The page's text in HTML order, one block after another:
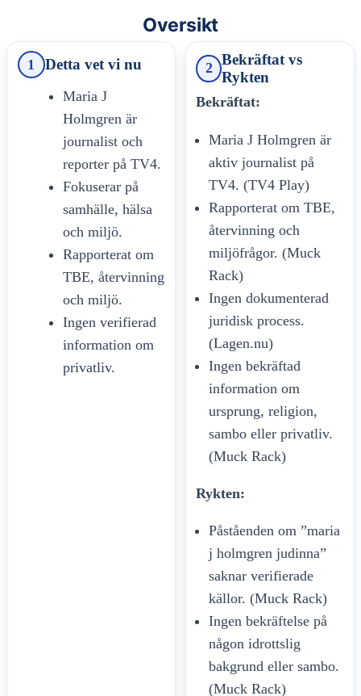
Oversikt
1 Detta vet vi nu
Maria J
Holmgren är
journalist och
reporter på TV4.
Fokuserar på
samhälle, hälsa
och miljö.
Rapporterat om
TBE, återvinning
och miljö.
Ingen verifierad
information om
privatliv.
2
Bekräftat vs
Rykten
Bekräftat:
Maria J Holmgren är
aktiv journalist på
TV4. (TV4 Play)
Rapporterat om TBE,
återvinning och
miljöfrågor. (Muck
Rack)
Ingen dokumenterad
juridisk process.
(Lagen.nu)
Ingen bekräftad
information om
ursprung, religion,
sambo eller privatliv.
(Muck Rack)
Rykten:
Påståenden om ”maria
j holmgren judinna”
saknar verifierade
källor. (Muck Rack)
Ingen bekräftelse på
någon idrottslig
bakgrund eller sambo.
(Muck Rack)